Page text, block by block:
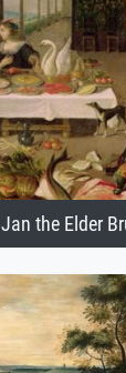
Jan the Elder